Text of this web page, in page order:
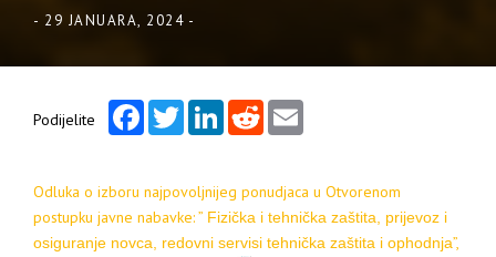
- 29 JANUARA, 2024 -
Podijelite
FacebookTwitterLinkedInReddit
Odluka o izboru najpovoljnijeg ponudjaca u Otvorenom
postupku javne nabavke: ” Fizička i tehnička zaštita, prijevoz i
osiguranje novca, redovni servisi tehnička zaštita i ophodnja”,